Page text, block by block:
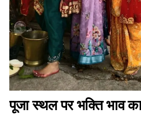
पूजा स्थल पर भक्ति भाव